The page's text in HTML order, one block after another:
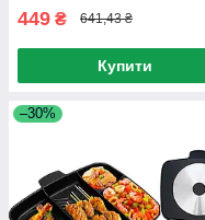
449 ₴ 641,43 ₴
Купити
–30%